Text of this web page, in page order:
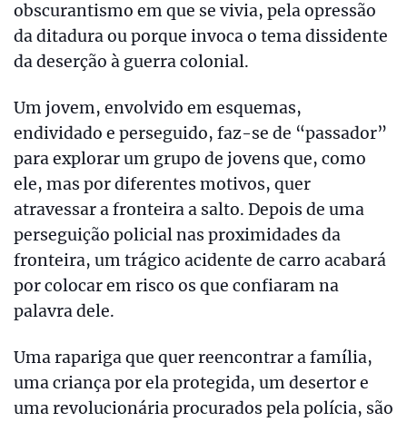
obscurantismo em que se vivia, pela opressão
da ditadura ou porque invoca o tema dissidente
da deserção à guerra colonial.
Um jovem, envolvido em esquemas,
endividado e perseguido, faz-se de “passador”
para explorar um grupo de jovens que, como
ele, mas por diferentes motivos, quer
atravessar a fronteira a salto. Depois de uma
perseguição policial nas proximidades da
fronteira, um trágico acidente de carro acabará
por colocar em risco os que confiaram na
palavra dele.
Uma rapariga que quer reencontrar a família,
uma criança por ela protegida, um desertor e
uma revolucionária procurados pela polícia, são